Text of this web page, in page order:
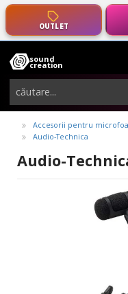
OUTLET
sound
creation
instrumente
muzicale,
pro-
audio
Accesorii pentru
Audio-Technica
Audio-